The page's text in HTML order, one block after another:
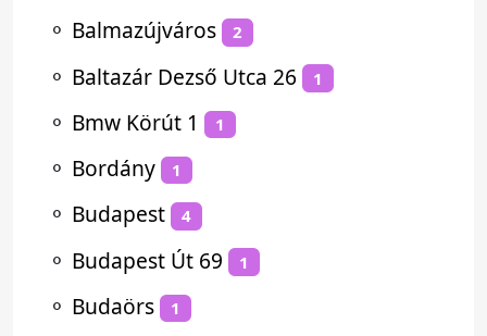
⚬ Balmazújváros 2
⚬ Baltazár Dezső Utca 26 1
⚬ Bmw Körút 1 1
⚬ Bordány 1
⚬ Budapest 4
⚬ Budapest Út 69 1
⚬ Budaörs 1